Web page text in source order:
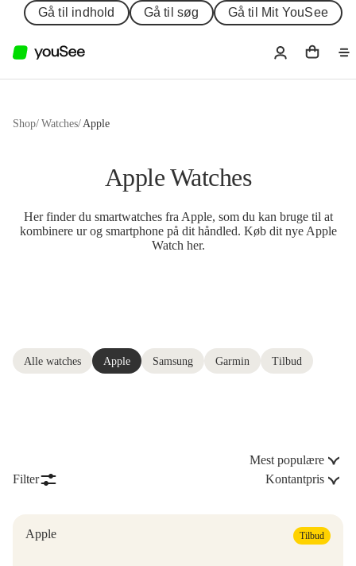
Gå til indhold Gå til søg Gå til Mit YouSee
Shop/ Watches/ Apple
Apple Watches
Her finder du smartwatches fra Apple, som du kan bruge til at
kombinere ur og smartphone på dit håndled. Køb dit nye Apple
Watch her.
Alle watches Apple Samsung Garmin Tilbud
Mest populære
Filter
Kontantpris
Apple Tilbud